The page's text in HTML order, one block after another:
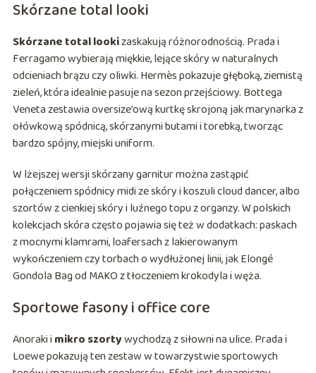
Skórzane total looki
Skórzane total lookizaskakują różnorodnością. Prada i
Ferragamo wybierają miękkie, lejące skóry w naturalnych
odcieniach brązu czy oliwki. Hermès pokazuje głęboką, ziemistą
zieleń, która idealnie pasuje na sezon przejściowy. Bottega
Veneta zestawia oversize’ową kurtkę skrojoną jak marynarka z
ołówkową spódnicą, skórzanymi butami i torebką, tworząc
bardzo spójny, miejski uniform.
W lżejszej wersji skórzany garnitur można zastąpić
połączeniem spódnicy midi ze skóry i koszuli cloud dancer, albo
szortów z cienkiej skóry i luźnego topu z organzy. W polskich
kolekcjach skóra często pojawia się też w dodatkach: paskach
z mocnymi klamrami, loafersach z lakierowanym
wykończeniem czy torbach o wydłużonej linii, jak Elongé
Gondola Bag od MAKO z tłoczeniem krokodyla i węża.
Sportowe fasony i office core
Anoraki i mikro szortywychodzą z siłowni na ulice. Prada i
Loewe pokazują ten zestaw w towarzystwie sportowych